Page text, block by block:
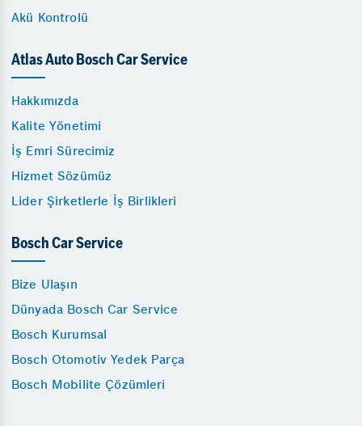
Akü Kontrolü
Atlas Auto Bosch Car Service
Hakkımızda
Kalite Yönetimi
İş Emri Sürecimiz
Hizmet Sözümüz
Lider Şirketlerle İş Birlikleri
Bosch Car Service
Bize Ulaşın
Dünyada Bosch Car Service
Bosch Kurumsal
Bosch Otomotiv Yedek Parça
Bosch Mobilite Çözümleri